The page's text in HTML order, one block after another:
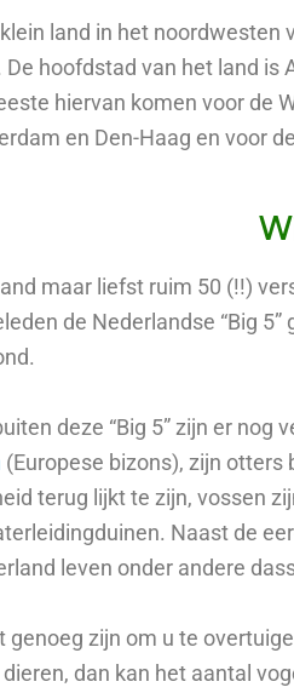
land in het
hoofdstad van het land is
hiervan komen voor de
en Den-Haag en voor
maar liefst ruim 50 (!!)
de Nederlandse “Big
deze “Big 5” zijn er
(Europese bizons), zijn
terug lijkt te zijn, vossen
Naast de
leven onder andere
genoeg zijn om u te
dan kan het aantal